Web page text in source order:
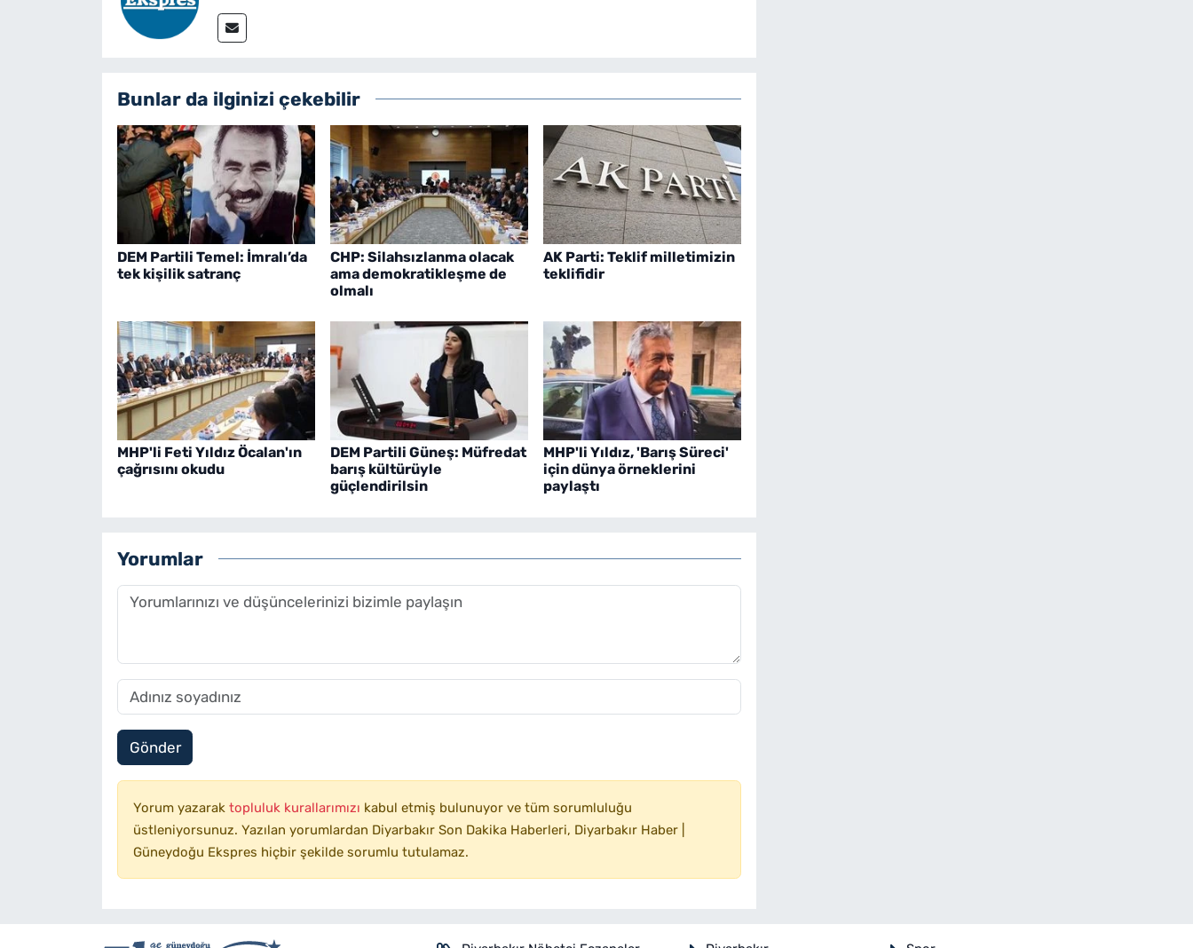
Bunlar da ilginizi çekebilir
DEM Partili Temel: İmralı’da
tek kişilik satranç
CHP: Silahsızlanma olacak
ama demokratikleşme de
olmalı
AK Parti: Teklif milletimizin
teklifidir
MHP'li Feti Yıldız Öcalan'ın
çağrısını okudu
DEM Partili Güneş: Müfredat
barış kültürüyle
güçlendirilsin
MHP'li Yıldız, 'Barış Süreci'
için dünya örneklerini
paylaştı
Yorumlar
Gönder
Yorum yazarak topluluk kurallarımızı kabul etmiş bulunuyor ve tüm sorumluluğu
üstleniyorsunuz. Yazılan yorumlardan Diyarbakır Son Dakika Haberleri, Diyarbakır Haber |
Güneydoğu Ekspres hiçbir şekilde sorumlu tutulamaz.